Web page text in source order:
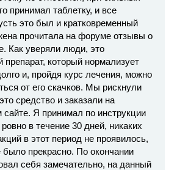
принимал таблетку, и все
это был и кратковременный
прочитала на форуме отзывы о
Как уверяли люди, это
препарат, который нормализует
и, пройдя курс лечения, можно
от его скачков. Мы рискнули
средство и заказали на
Я принимал по инструкции
в течение 30 дней, никаких
в этот период не проявилось,
было прекрасно. По окончании
себя замечательно, на данный